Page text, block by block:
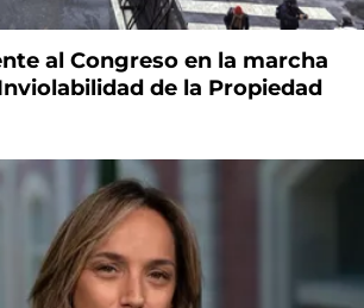
al Congreso en la marcha
de la Propiedad